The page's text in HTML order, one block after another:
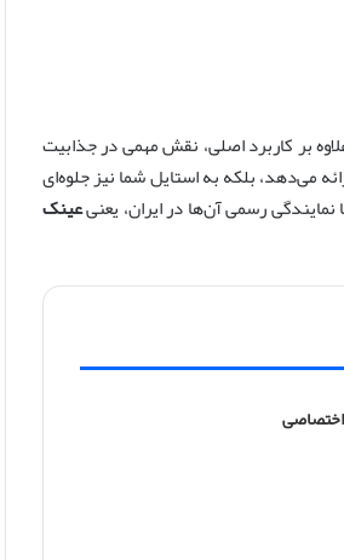
بر کاربرد اصلی، نقش مهمی در جذابیت
می‌دهد، بلکه به استایل شما نیز جلوه‌ای
رسمی آن‌ها در ایران، یعنیعینک